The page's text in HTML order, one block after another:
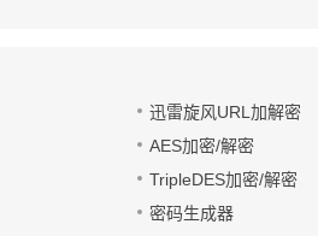
迅雷旋风URL加解密
AES加密/解密
TripleDES加密/解密
密码生成器